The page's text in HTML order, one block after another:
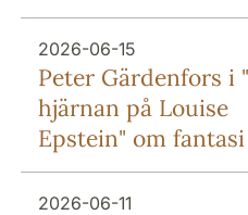
2026-06-15
Peter Gärdenfors i
hjärnan på Louise
Epstein" om fantasi
2026-06-11